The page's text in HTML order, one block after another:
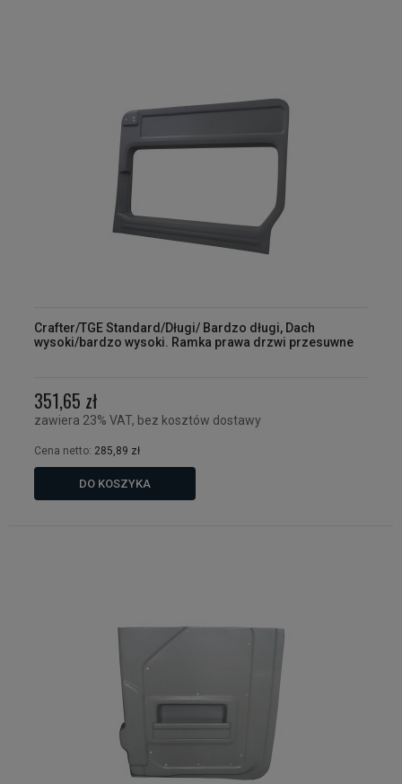
Crafter/TGE Standard/Długi/ Bardzo długi, Dach
wysoki/bardzo wysoki. Ramka prawa drzwi przesuwne
351,65 zł
zawiera 23% VAT, bez kosztów dostawy
Cena netto: 285,89 zł
DO KOSZYKA